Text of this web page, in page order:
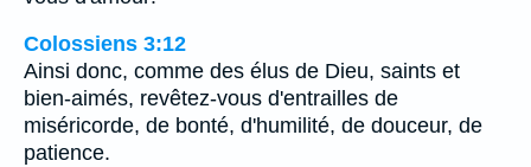
Colossiens 3:12
Ainsi donc, comme des élus de Dieu, saints et
bien-aimés, revêtez-vous d'entrailles de
miséricorde, de bonté, d'humilité, de douceur, de
patience.